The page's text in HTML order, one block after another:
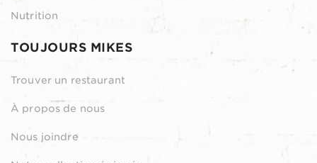
Nutrition
TOUJOURS MIKES
Trouver un restaurant
À propos de nous
Nous joindre